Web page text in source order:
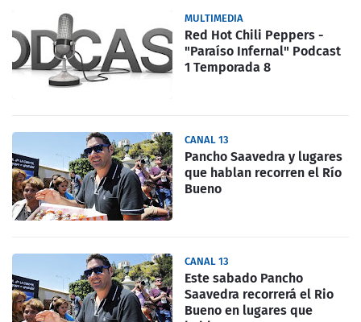
MULTIMEDIA
Red Hot Chili Peppers -
"Paraíso Infernal" Podcast
1 Temporada 8
CANAL 13
Pancho Saavedra y lugares
que hablan recorren el Río
Bueno
CANAL 13
Este sabado Pancho
Saavedra recorrerá el Rio
Bueno en lugares que